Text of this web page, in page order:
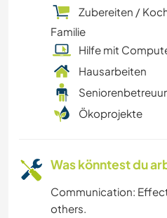
CAMPING
Zubereiten /
Familie
Hilfe mit
Hausarbeiten
Ökoprojekte
Was könntest du
Communication:
others.